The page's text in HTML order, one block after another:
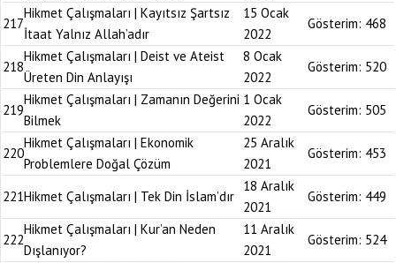
217
Hikmet Çalışmaları | Kayıtsız Şartsız
İtaat Yalnız Allah’adır
15 Ocak
2022
Gösterim: 468
218
Hikmet Çalışmaları | Deist ve Ateist
Üreten Din Anlayışı
8 Ocak
2022
Gösterim: 520
219
Hikmet Çalışmaları | Zamanın Değerini
Bilmek
1 Ocak
2022
Gösterim: 505
220
Hikmet Çalışmaları | Ekonomik
Problemlere Doğal Çözüm
25 Aralık
2021
Gösterim: 453
221Hikmet Çalışmaları | Tek Din İslam’dır
18 Aralık
2021
Gösterim: 449
222
Hikmet Çalışmaları | Kur’an Neden
Dışlanıyor?
11 Aralık
2021
Gösterim: 524